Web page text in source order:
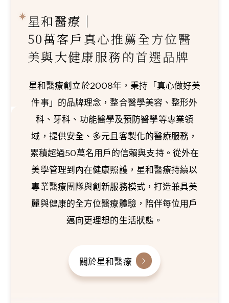
星和醫療｜
50萬客戶真心推薦全方位醫
美與大健康服務的首選品牌
星和醫療創立於2008年，秉持「真心做好美
件事」的品牌理念，整合醫學美容、整形外
科、牙科、功能醫學及預防醫學等專業領
域，提供安全、多元且客製化的醫療服務，
累積超過50萬名用戶的信賴與支持。從外在
美學管理到內在健康照護，星和醫療持續以
專業醫療團隊與創新服務模式，打造兼具美
麗與健康的全方位醫療體驗，陪伴每位用戶
邁向更理想的生活狀態。
關於星和醫療